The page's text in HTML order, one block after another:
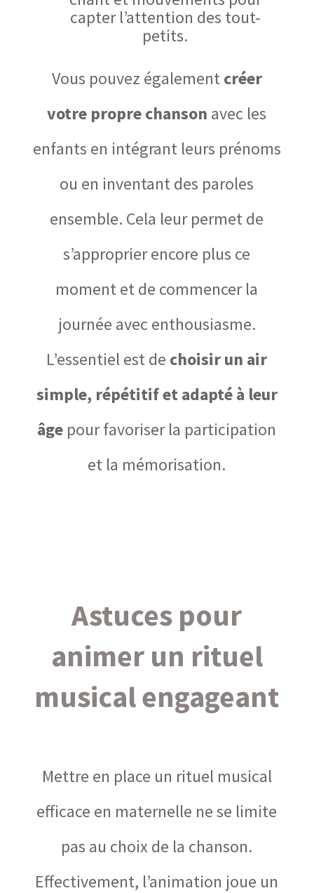
capter l’attention des tout-
petits.
Vous pouvez égalementcréer
votre propre chanson avec les
enfants en intégrant leurs prénoms
ou en inventant des paroles
ensemble. Cela leur permet de
s’approprier encore plus ce
moment et de commencer la
journée avec enthousiasme.
L’essentiel est de choisir un air
simple, répétitif et adapté à leur
âge pour favoriser la participation
et la mémorisation.
Astuces pour
animer un rituel
musical engageant
Mettre en place un rituel musical
efficace en maternelle ne se limite
pas au choix de la chanson.
Effectivement, l’animation joue un